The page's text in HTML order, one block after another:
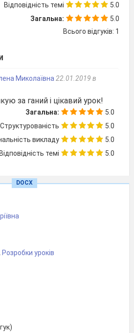
Kleidung ist
автоматизувати
зразках;
дітей з новою
мовну кмітливість
Відповідність темі
5.0
Загальна:
5.0
Всього відгуків: 1
Миколаївна 22.01.2019 в
за ганий і цікавий урок!
Загальна:
5.0
Структурованість
5.0
викладу
5.0
темі
5.0
DOCX
Розробки уроків